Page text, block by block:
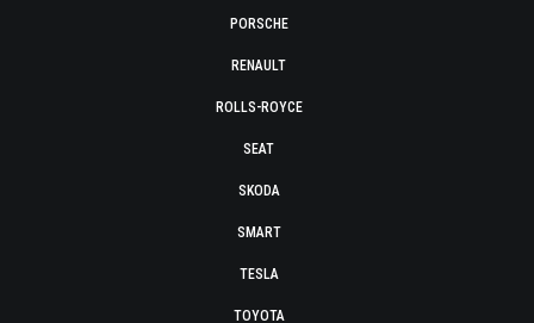
PORSCHE
RENAULT
ROLLS-ROYCE
SEAT
SKODA
SMART
TESLA
TOYOTA